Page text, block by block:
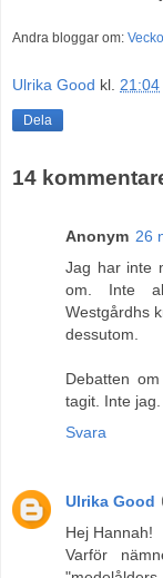
Andra bloggar om:
Ulrika Good kl. 21:04
Dela
14
Anonym 26
Jag har inte
om. Inte
Westgårdhs
dessutom.
Debatten
tagit. Inte jag.
Svara
Ulrika Good
Hej Hannah!
Varför